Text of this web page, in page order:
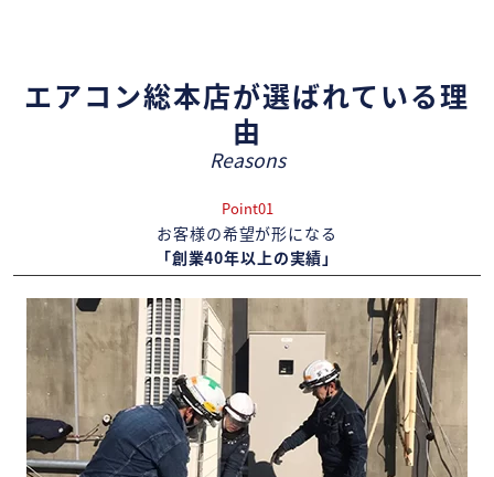
エアコン総本店が選ばれている理
由
Reasons
Point01
お客様の希望が形になる
「創業40年以上の実績」